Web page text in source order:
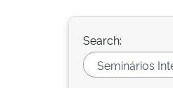
Search: